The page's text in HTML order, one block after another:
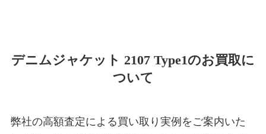
デニムジャケット 2107 Type1のお買取に
ついて
弊社の高額査定による買い取り実例をご案内いた